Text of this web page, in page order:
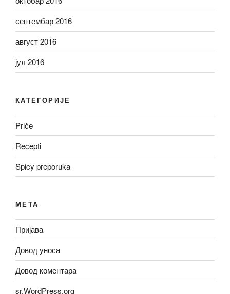
септембар 2016
август 2016
јул 2016
КАТЕГОРИЈЕ
Priče
Recepti
Spicy preporuka
МЕТА
Пријава
Довод уноса
Довод коментара
sr.WordPress.org